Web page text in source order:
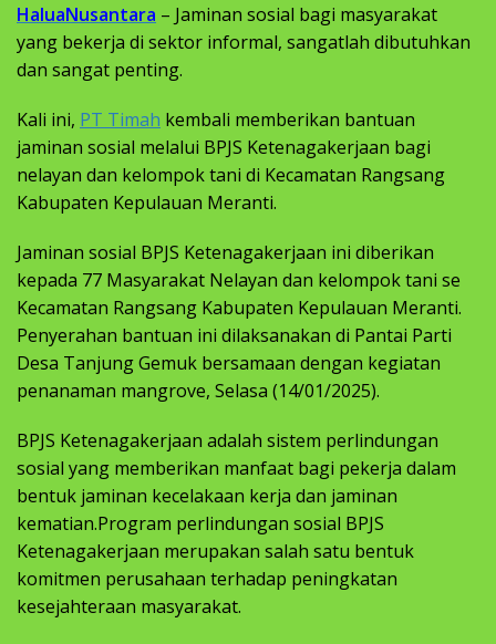
HaluaNusantara – Jaminan sosial bagi masyarakat
yang bekerja di sektor informal, sangatlah dibutuhkan
dan sangat penting.
Kali ini, PT Timah kembali memberikan bantuan
jaminan sosial melalui BPJS Ketenagakerjaan bagi
nelayan dan kelompok tani di Kecamatan Rangsang
Kabupaten Kepulauan Meranti.
Jaminan sosial BPJS Ketenagakerjaan ini diberikan
kepada 77 Masyarakat Nelayan dan kelompok tani se
Kecamatan Rangsang Kabupaten Kepulauan Meranti.
Penyerahan bantuan ini dilaksanakan di Pantai Parti
Desa Tanjung Gemuk bersamaan dengan kegiatan
penanaman mangrove, Selasa (14/01/2025).
BPJS Ketenagakerjaan adalah sistem perlindungan
sosial yang memberikan manfaat bagi pekerja dalam
bentuk jaminan kecelakaan kerja dan jaminan
kematian.Program perlindungan sosial BPJS
Ketenagakerjaan merupakan salah satu bentuk
komitmen perusahaan terhadap peningkatan
kesejahteraan masyarakat.